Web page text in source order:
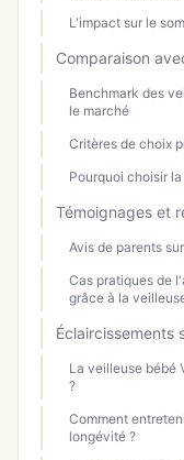
L'impact sur le
Comparaison
Benchmark des
le marché
Critères de choix
Pourquoi choisir
Témoignages et
Avis de parents
Cas pratiques de
grâce à la
Éclaircissements
La veilleuse bébé
?
Comment
longévité ?